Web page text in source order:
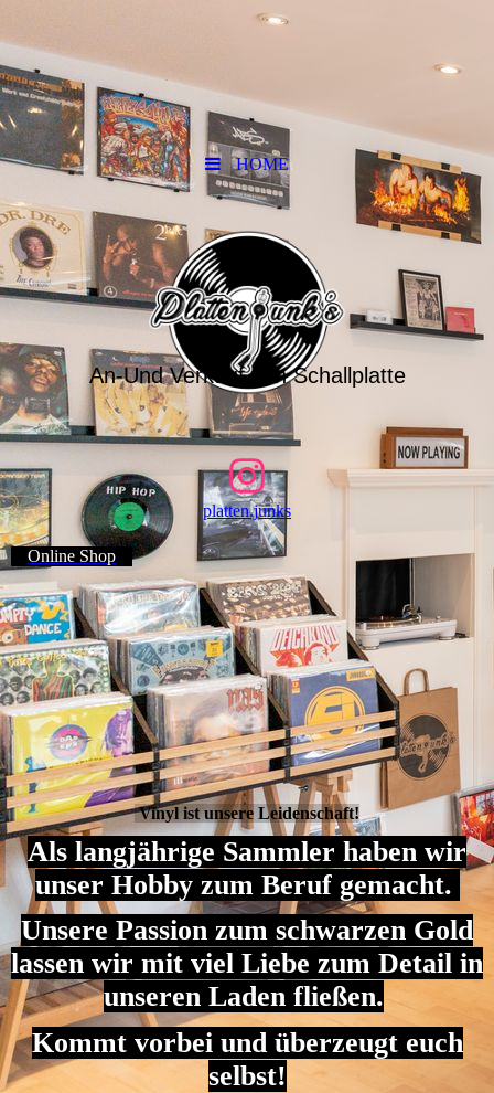
HOME
An-Und Verkauf von Schallplatte
platten.junks
Online Shop
Vinyl ist unsere Leidenschaft!
Als langjährige Sammler haben wir
unser Hobby zum Beruf gemacht.
Unsere Passion zum schwarzen Gold
lassen wir mit viel Liebe zum Detail in
unseren Laden fließen.
Kommt vorbei und überzeugt euch
selbst!